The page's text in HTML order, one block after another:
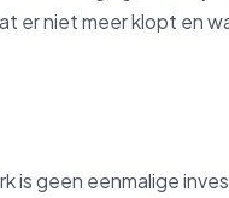
er niet meer klopt en
is geen eenmalige